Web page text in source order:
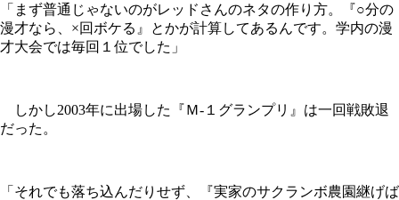
「まず普通じゃないのがレッドさんのネタの作り方。『○分の
漫才なら、×回ボケる』とかが計算してあるんです。学内の漫
才大会では毎回１位でした」
しかし2003年に出場した『Ｍ‐１グランプリ』は一回戦敗退
だった。
「それでも落ち込んだりせず、『実家のサクランボ農園継げば